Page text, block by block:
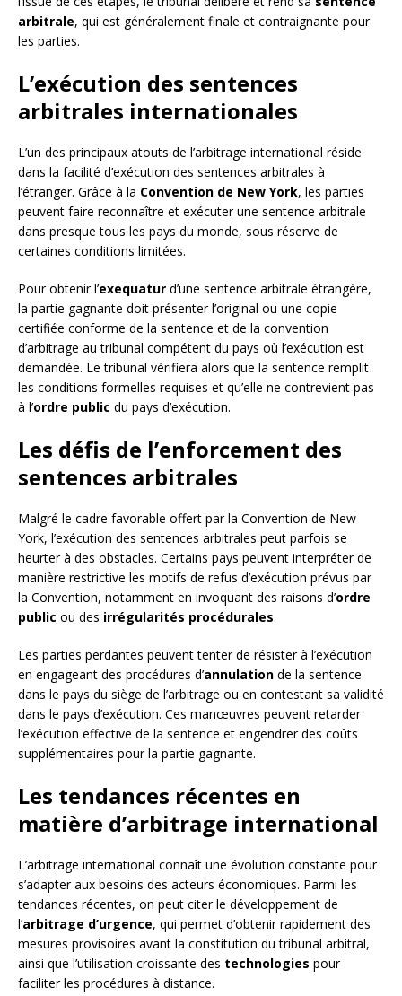
arbitrale, qui est généralement finale et contraignante pour
les parties.
L’exécution des sentences
arbitrales internationales
L’un des principaux atouts de l’arbitrage international réside
dans la facilité d’exécution des sentences arbitrales à
l’étranger. Grâce à la Convention de New York, les parties
peuvent faire reconnaître et exécuter une sentence arbitrale
dans presque tous les pays du monde, sous réserve de
certaines conditions limitées.
Pour obtenir l’exequatur d’une sentence arbitrale étrangère,
la partie gagnante doit présenter l’original ou une copie
certifiée conforme de la sentence et de la convention
d’arbitrage au tribunal compétent du pays où l’exécution est
demandée. Le tribunal vérifiera alors que la sentence remplit
les conditions formelles requises et qu’elle ne contrevient pas
à l’ordre public du pays d’exécution.
Les défis de l’enforcement des
sentences arbitrales
Malgré le cadre favorable offert par la Convention de New
York, l’exécution des sentences arbitrales peut parfois se
heurter à des obstacles. Certains pays peuvent interpréter de
manière restrictive les motifs de refus d’exécution prévus par
la Convention, notamment en invoquant des raisons d’ordre
public ou des irrégularités procédurales.
Les parties perdantes peuvent tenter de résister à l’exécution
en engageant des procédures d’annulation de la sentence
dans le pays du siège de l’arbitrage ou en contestant sa validité
dans le pays d’exécution. Ces manœuvres peuvent retarder
l’exécution effective de la sentence et engendrer des coûts
supplémentaires pour la partie gagnante.
Les tendances récentes en
matière d’arbitrage international
L’arbitrage international connaît une évolution constante pour
s’adapter aux besoins des acteurs économiques. Parmi les
tendances récentes, on peut citer le développement de
l’arbitrage d’urgence, qui permet d’obtenir rapidement des
mesures provisoires avant la constitution du tribunal arbitral,
ainsi que l’utilisation croissante des technologies pour
faciliter les procédures à distance.